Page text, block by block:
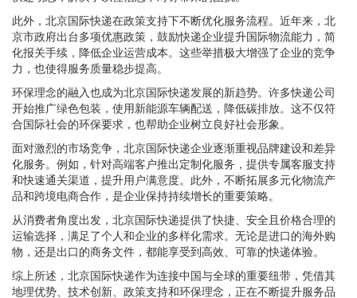
此外，北京国际快递在政策支持下不断优化服务流程。近年来，北
京市政府出台多项优惠政策，鼓励快递企业提升国际物流能力，简
化报关手续，降低企业运营成本。这些举措极大增强了企业的竞争
力，也使得服务质量稳步提高。
环保理念的融入也成为北京国际快递发展的新趋势。许多快递公司
开始推广绿色包装，使用新能源车辆配送，降低碳排放。这不仅符
合国际社会的环保要求，也帮助企业树立良好社会形象。
面对激烈的市场竞争，北京国际快递企业逐渐重视品牌建设和差异
化服务。例如，针对高端客户推出定制化服务，提供专属客服支持
和快速通关渠道，提升用户满意度。此外，不断拓展多元化物流产
品和跨境电商合作，是企业保持持续增长的重要策略。
从消费者角度出发，北京国际快递提供了快捷、安全且价格合理的
运输选择，满足了个人和企业的多样化需求。无论是进口的海外购
物，还是出口的商务文件，都能享受到高效、可靠的快递体验。
综上所述，北京国际快递作为连接中国与全球的重要纽带，凭借其
地理优势、技术创新、政策支持和环保理念，正在不断提升服务品